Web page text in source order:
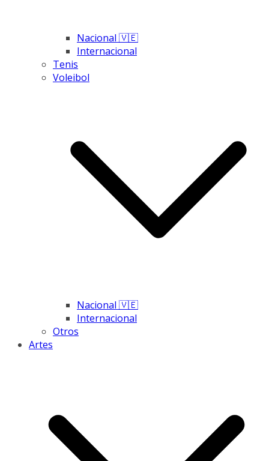
Nacional 🇻🇪
Internacional
Tenis
Voleibol
Nacional 🇻🇪
Internacional
Otros
Artes